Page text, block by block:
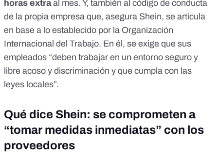
horas extraal mes. Y, también al código de conducta
de la propia empresa que, asegura Shein, se articula
en base a lo establecido por la Organización
Internacional del Trabajo. En él, se exige que sus
empleados “deben trabajar en un entorno seguro y
libre acoso y discriminación y que cumpla con las
leyes locales”.
Qué dice Shein: se comprometen a
“tomar medidas inmediatas” con los
proveedores